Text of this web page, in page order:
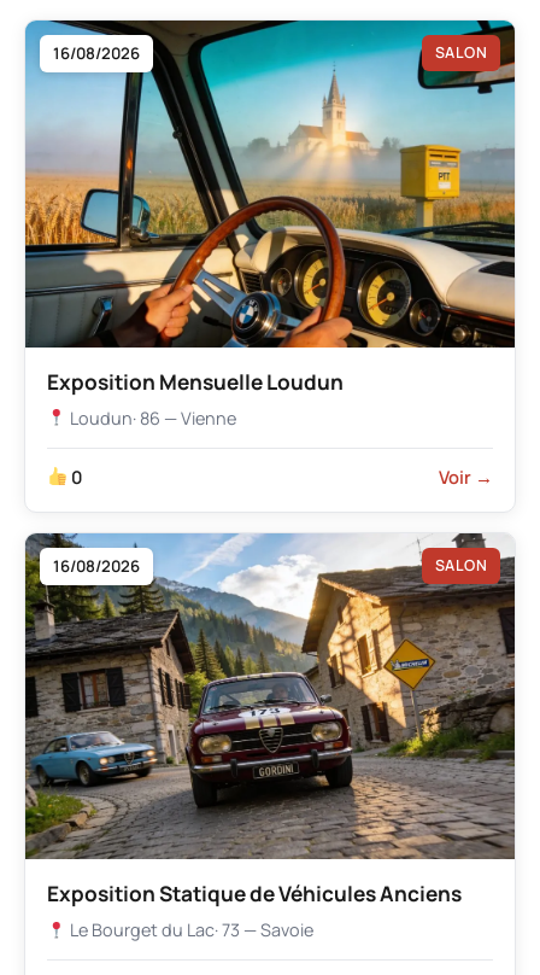
16/08/2026 SALON
Exposition Mensuelle Loudun
Loudun· 86 — Vienne
0 Voir →
16/08/2026 SALON
Exposition Statique de Véhicules Anciens
Le Bourget du Lac· 73 — Savoie